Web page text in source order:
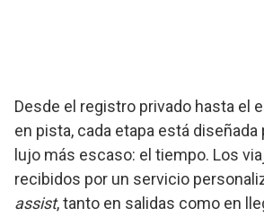
Desde el registro privado hasta el
en pista, cada etapa está diseñada
lujo más escaso: el tiempo. Los
recibidos por un servicio
assist, tanto en salidas como en